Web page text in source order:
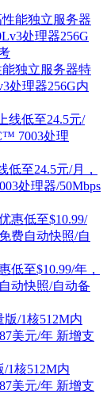
能独立服务器特
处理器256G内
低至24.5元/月，
处理器/50Mbps
低至$10.99/年，
动快照/自动备
1核512M内
美元/年 新增支